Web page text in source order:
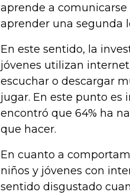
aprende a comunicarse
aprender una segunda
En este sentido, la
jóvenes utilizan
escuchar o descargar
jugar. En este punto
encontró que 64% ha
que hacer.
En cuanto a
niños y jóvenes con
sentido disgustado